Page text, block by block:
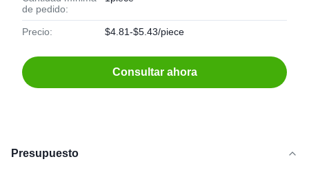
de pedido:
Precio: $4.81-$5.43/piece
Consultar ahora
Presupuesto